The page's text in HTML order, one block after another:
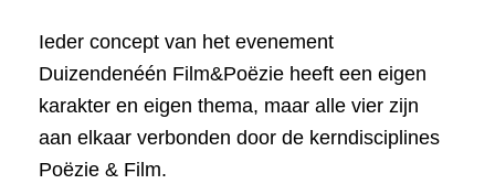
Ieder concept van het evenement
Duizendenéén Film&Poëzie heeft een eigen
karakter en eigen thema, maar alle vier zijn
aan elkaar verbonden door de kerndisciplines
Poëzie & Film.